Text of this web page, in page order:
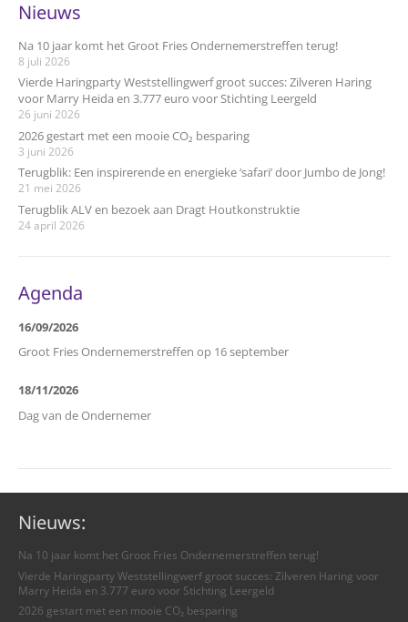
Nieuws
Na 10 jaar komt het Groot Fries Ondernemerstreffen terug!
8 juli 2026
Vierde Haringparty Weststellingwerf groot succes: Zilveren Haring
voor Marry Heida en 3.777 euro voor Stichting Leergeld
26 juni 2026
2026 gestart met een mooie CO₂ besparing
3 juni 2026
Terugblik: Een inspirerende en energieke ‘safari’ door Jumbo de Jong!
21 mei 2026
Terugblik ALV en bezoek aan Dragt Houtkonstruktie
24 april 2026
Agenda
16/09/2026
Groot Fries Ondernemerstreffen op 16 september
18/11/2026
Dag van de Ondernemer
Nieuws:
Na 10 jaar komt het Groot Fries Ondernemerstreffen terug!
Vierde Haringparty Weststellingwerf groot succes: Zilveren Haring voor
Marry Heida en 3.777 euro voor Stichting Leergeld
2026 gestart met een mooie CO₂ besparing